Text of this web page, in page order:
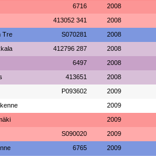
6716 2008
413052 341 2008
Tre S070281 2008
412796 287 2008
6497 2008
413651 2008
P093602 2009
2009
2009
S090020 2009
6765 2009